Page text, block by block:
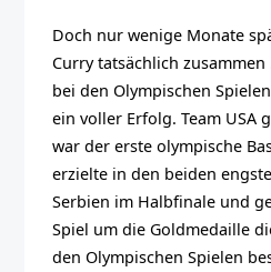
Doch nur wenige Monate
Curry tatsächlich zusammen
bei den Olympischen
ein voller Erfolg. Team USA
war der erste olympische
erzielte in den beiden
Serbien im Halbfinale und
Spiel um die Goldmedaille
den Olympischen Spielen